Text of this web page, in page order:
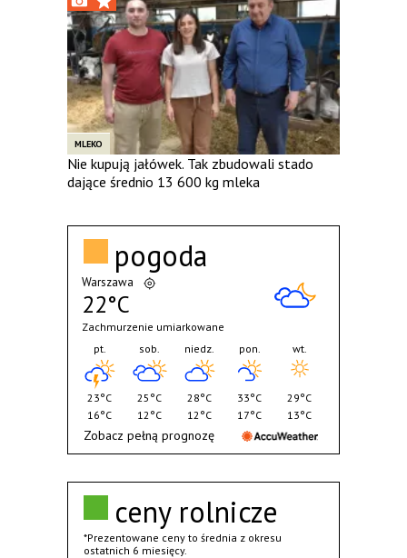
MLEKO
Nie kupują jałówek. Tak zbudowali stado
dające średnio 13 600 kg mleka
ceny rolnicze
*Prezentowane ceny to średnia z okresu
ostatnich 6 miesięcy.
pogoda
Warszawa
22°C
Zachmurzenie umiarkowane
pt.
23°C
16°C
sob.
25°C
12°C
niedz.
28°C
12°C
pon.
33°C
17°C
wt.
29°C
13°C
Zobacz pełną prognozę